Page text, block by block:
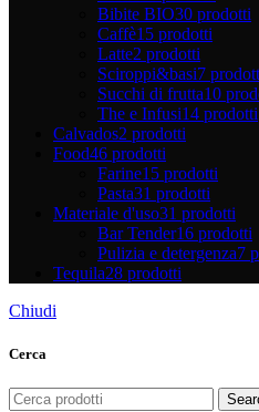
Bibite BIO30 prodotti
Caffè15 prodotti
Latte2 prodotti
Sciroppi&basi7
Succhi di frutta10
The e Infusi14 prodotti
Calvados2 prodotti
Food46 prodotti
Farine15 prodotti
Pasta31 prodotti
Materiale d'uso31 prodotti
Bar Tender16 prodotti
Pulizia e detergenza7
Tequila28 prodotti
Chiudi
Cerca